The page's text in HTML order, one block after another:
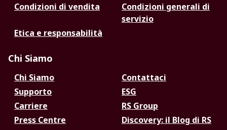
Condizioni di vendita
Condizioni generali di
servizio
Etica e responsabilità
Chi Siamo
Chi Siamo
Contattaci
Supporto
ESG
Carriere
RS Group
Press Centre
Discovery: il Blog di RS